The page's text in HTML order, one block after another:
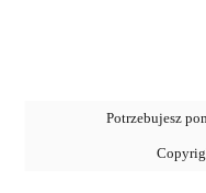
Potrzebujesz